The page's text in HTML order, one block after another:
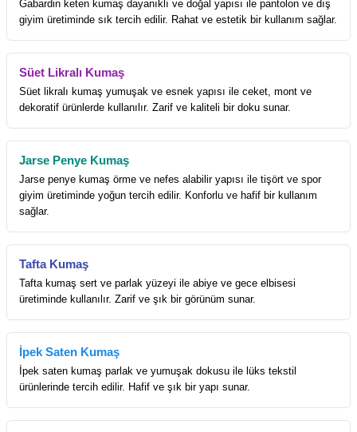
Gabardin keten kumaş dayanıklı ve doğal yapısı ile pantolon ve dış
giyim üretiminde sık tercih edilir. Rahat ve estetik bir kullanım sağlar.
Süet Likralı Kumaş
Süet likralı kumaş yumuşak ve esnek yapısı ile ceket, mont ve
dekoratif ürünlerde kullanılır. Zarif ve kaliteli bir doku sunar.
Jarse Penye Kumaş
Jarse penye kumaş örme ve nefes alabilir yapısı ile tişört ve spor
giyim üretiminde yoğun tercih edilir. Konforlu ve hafif bir kullanım
sağlar.
Tafta Kumaş
Tafta kumaş sert ve parlak yüzeyi ile abiye ve gece elbisesi
üretiminde kullanılır. Zarif ve şık bir görünüm sunar.
İpek Saten Kumaş
İpek saten kumaş parlak ve yumuşak dokusu ile lüks tekstil
ürünlerinde tercih edilir. Hafif ve şık bir yapı sunar.